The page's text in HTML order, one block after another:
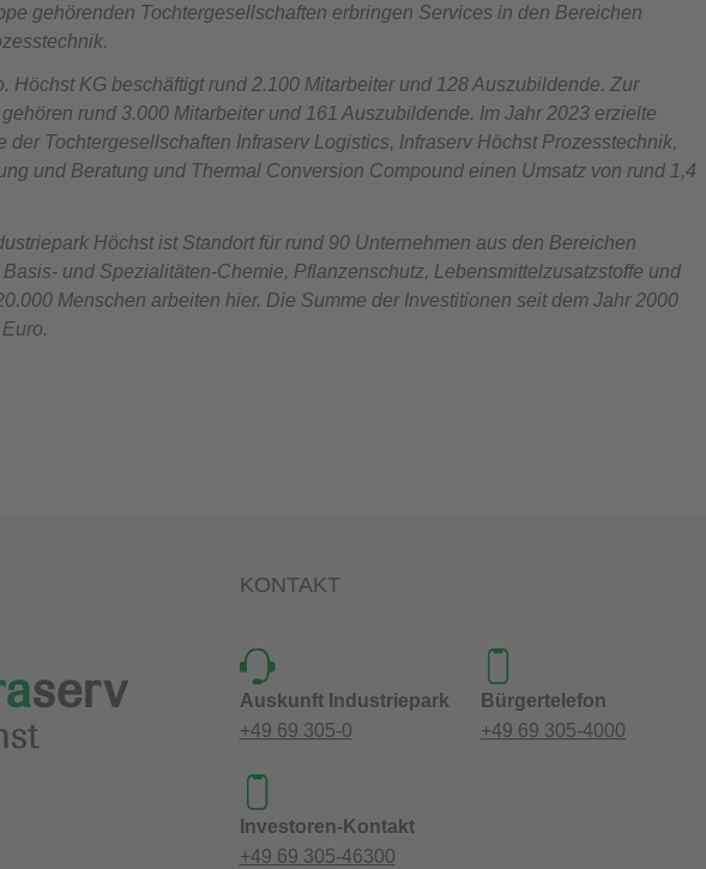
gehörenden Tochtergesellschaften erbringen Services in den Bereichen
Höchst KG beschäftigt rund 2.100 Mitarbeiter und 128 Auszubildende. Zur
rund 3.000 Mitarbeiter und 161 Auszubildende. Im Jahr 2023 erzielte
der Tochtergesellschaften Infraserv Logistics, Infraserv Höchst Prozesstechnik,
und Beratung und Thermal Conversion Compound einen Umsatz von rund 1,4
Höchst ist Standort für rund 90 Unternehmen aus den Bereichen
und Spezialitäten-Chemie, Pflanzenschutz, Lebensmittelzusatzstoffe und
Menschen arbeiten hier. Die Summe der Investitionen seit dem Jahr 2000
KONTAKT
Auskunft Industriepark
+49 69 305-0
Bürgertelefon
+49 69 305-4000
Investoren-Kontakt
+49 69 305-46300